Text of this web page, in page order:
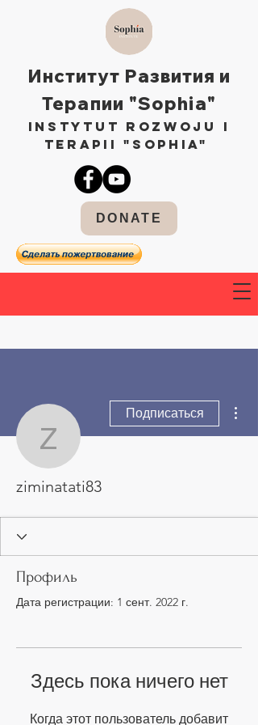
Институт Развития и
Терапии "Sophia"
Instytut Rozwoju i
Terapii "Sophia"
DONATE
ziminatati83
Подписаться
ziminatati83
Профиль
Дата регистрации: 1 сент. 2022 г.
Здесь пока ничего нет
Когда этот пользователь добавит